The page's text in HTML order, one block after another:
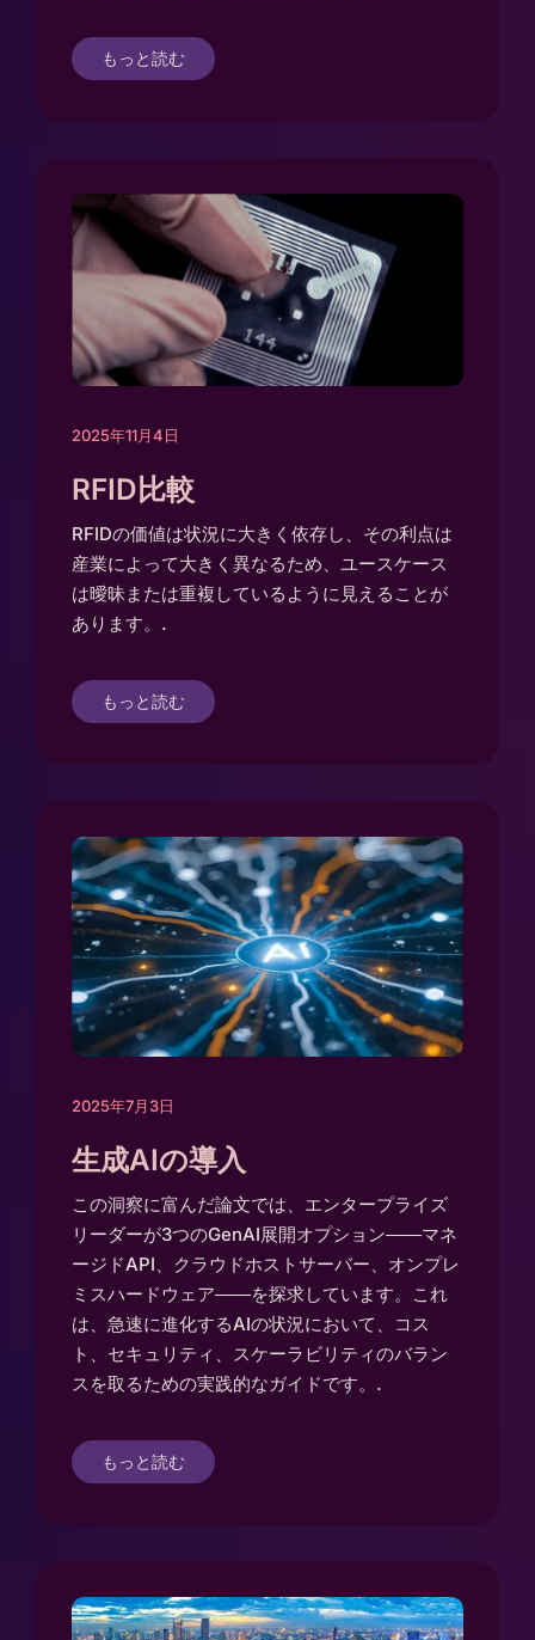
もっと読む
2025年11月4日
RFID比較
RFIDの価値は状況に大きく依存し、その利点は
産業によって大きく異なるため、ユースケース
は曖昧または重複しているように見えることが
あります。.
もっと読む
2025年7月3日
生成AIの導入
この洞察に富んだ論文では、エンタープライズ
リーダーが3つのGenAI展開オプション――マネ
ージドAPI、クラウドホストサーバー、オンプレ
ミスハードウェア――を探求しています。これ
は、急速に進化するAIの状況において、コス
ト、セキュリティ、スケーラビリティのバラン
スを取るための実践的なガイドです。.
もっと読む